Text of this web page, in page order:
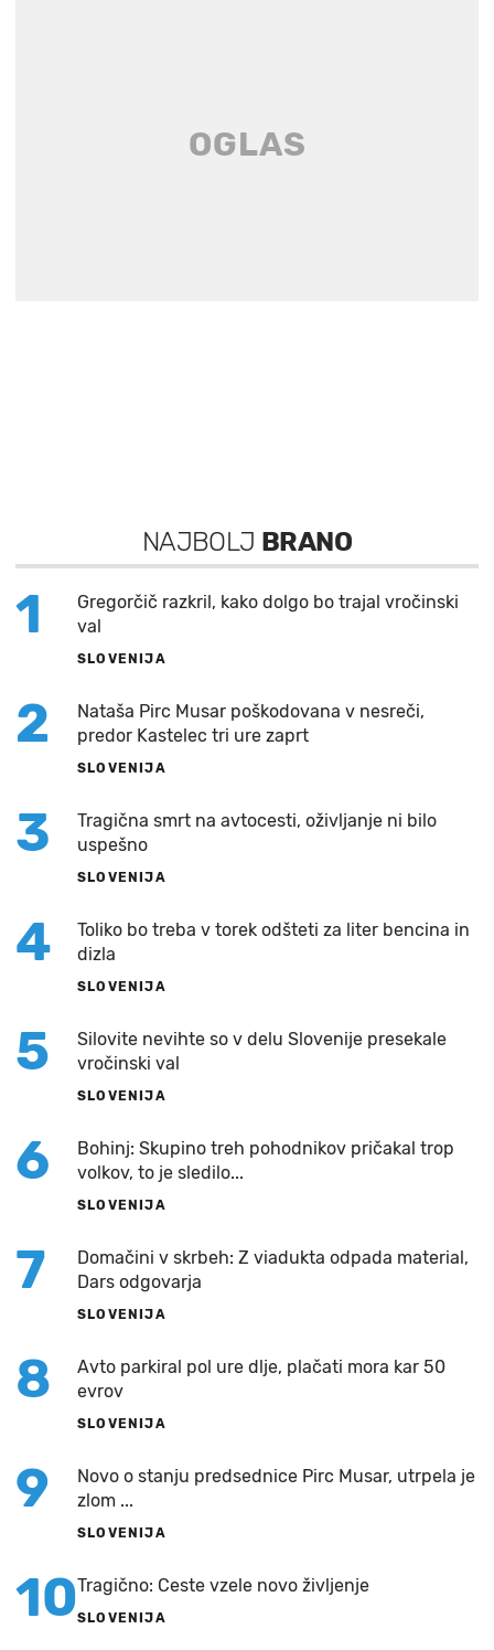
NAJBOLJ BRANO
1
Gregorčič razkril, kako dolgo bo trajal vročinski
val
SLOVENIJA
2
Nataša Pirc Musar poškodovana v nesreči,
predor Kastelec tri ure zaprt
SLOVENIJA
3
Tragična smrt na avtocesti, oživljanje ni bilo
uspešno
SLOVENIJA
4
Toliko bo treba v torek odšteti za liter bencina in
dizla
SLOVENIJA
5
Silovite nevihte so v delu Slovenije presekale
vročinski val
SLOVENIJA
6
Bohinj: Skupino treh pohodnikov pričakal trop
volkov, to je sledilo...
SLOVENIJA
7
Domačini v skrbeh: Z viadukta odpada material,
Dars odgovarja
SLOVENIJA
8
Avto parkiral pol ure dlje, plačati mora kar 50
evrov
SLOVENIJA
9
Novo o stanju predsednice Pirc Musar, utrpela je
zlom ...
SLOVENIJA
10Tragično: Ceste vzele novo življenje
SLOVENIJA